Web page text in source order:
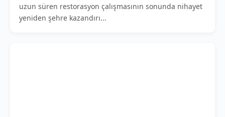
uzun süren restorasyon çalışmasının sonunda nihayet
yeniden şehre kazandırı...